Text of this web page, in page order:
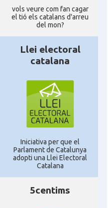
vols veure com fan cagar
el tió els catalans d'arreu
del mon?
Llei electoral
catalana
Iniciativa per que el
Parlament de Catalunya
adopti una Llei Electoral
Catalana
5centims